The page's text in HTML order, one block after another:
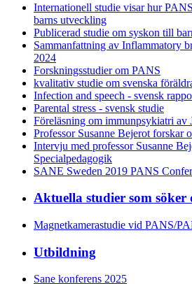
Internationell studie visar hur
barns utveckling
Publicerad studie om syskon till
Sammanfattning av Inflammatory
2024
Forskningsstudier om PANS
kvalitativ studie om svenska
Infection and speech - svensk
Parental stress - svensk studie
Föreläsning om immunpsykiatri av
Professor Susanne Bejerot forskar
Intervju med professor Susanne
Specialpedagogik
SANE Sweden 2019 PANS
Aktuella studier som söker
Magnetkamerastudie vid PANS/
Utbildning
Sane konferens 2025